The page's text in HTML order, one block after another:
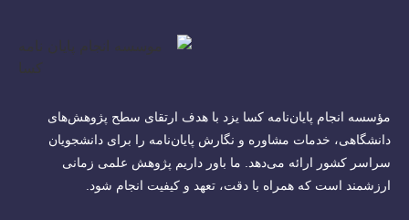
مؤسسه انجام پایان‌نامه کسا یزد با هدف ارتقای سطح پژوهش‌های
دانشگاهی، خدمات مشاوره و نگارش پایان‌نامه را برای دانشجویان
سراسر کشور ارائه می‌دهد. ما باور داریم پژوهش علمی زمانی
ارزشمند است که همراه با دقت، تعهد و کیفیت انجام شود.